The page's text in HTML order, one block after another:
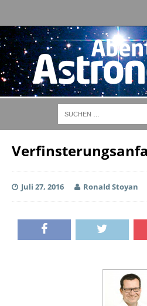
Juli 27, 2016 Ronald Stoyan